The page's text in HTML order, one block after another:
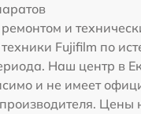
и
Fujifilm по
Наш центр в
и не имеет
Цены